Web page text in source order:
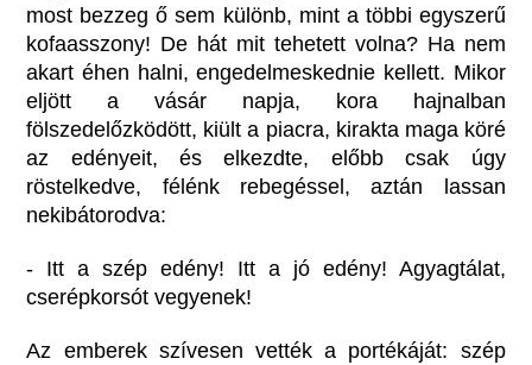
most bezzeg ő sem különb, mint a többi egyszerű
kofaasszony! De hát mit tehetett volna? Ha nem
akart éhen halni, engedelmeskednie kellett. Mikor
eljött a vásár napja, kora hajnalban
fölszedelőzködött, kiült a piacra, kirakta maga köré
az edényeit, és elkezdte, előbb csak úgy
röstelkedve, félénk rebegéssel, aztán lassan
nekibátorodva:
- Itt a szép edény! Itt a jó edény! Agyagtálat,
cserépkorsót vegyenek!
Az emberek szívesen vették a portékáját: szép